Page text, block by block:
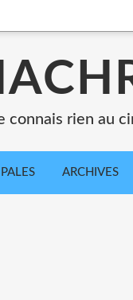
connais rien au
ARCHIVES